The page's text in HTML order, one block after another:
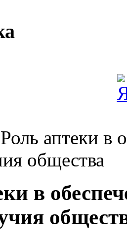
аптеки в
общества
в